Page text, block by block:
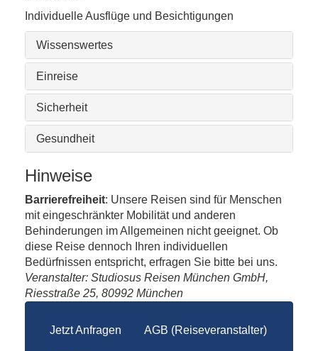
Individuelle Ausflüge und Besichtigungen
Wissenswertes
Einreise
Sicherheit
Gesundheit
Hinweise
Barrierefreiheit: Unsere Reisen sind für Menschen
mit eingeschränkter Mobilität und anderen
Behinderungen im Allgemeinen nicht geeignet. Ob
diese Reise dennoch Ihren individuellen
Bedürfnissen entspricht, erfragen Sie bitte bei uns.
Veranstalter: Studiosus Reisen München GmbH,
Riesstraße 25, 80992 München
Jetzt Anfragen AGB (Reiseveranstalter)